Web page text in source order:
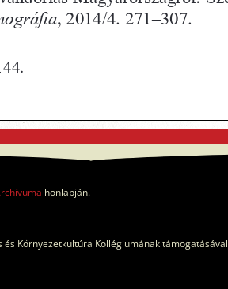
honlapján.
Környezetkultúra Kollégiumának támogatásával